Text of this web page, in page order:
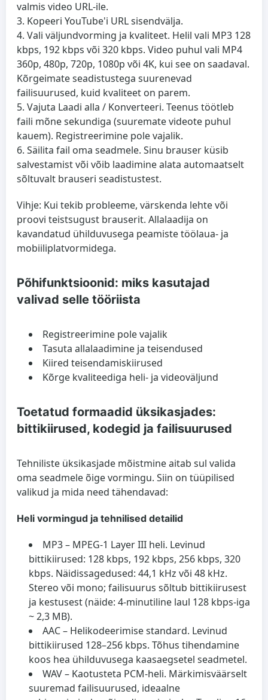
valmis video URL-ile.
Kopeeri YouTube'i URLsisendvälja.
Vali väljundvorming ja kvaliteet. Helil vali MP3 128
kbps, 192 kbps või 320 kbps. Video puhul vali MP4
360p, 480p, 720p, 1080p või 4K, kui see on saadaval.
Kõrgeimate seadistustega suurenevad
failisuurused, kuid kvaliteet on parem.
Vajuta Laadi alla / Konverteeri. Teenus töötleb
faili mõne sekundiga (suuremate videote puhul
kauem). Registreerimine pole vajalik.
Säilita fail oma seadmele. Sinu brauser küsib
salvestamist või võib laadimine alata automaatselt
sõltuvalt brauseri seadistustest.
Vihje: Kui tekib probleeme, värskenda lehte või
proovi teistsugust brauserit. Allalaadija on
kavandatud ühilduvusega peamiste töölaua- ja
mobiiliplatvormidega.
Põhifunktsioonid: miks kasutajad
valivad selle tööriista
Registreerimine pole vajalik
Tasuta allalaadimine ja teisendused
Kiired teisendamiskiirused
Kõrge kvaliteediga heli- ja videoväljund
Toetatud formaadid üksikasjades:
bittikiirused, kodegid ja failisuurused
Tehniliste üksikasjade mõistmine aitab sul valida
oma seadmele õige vormingu. Siin on tüüpilised
valikud ja mida need tähendavad:
Heli vormingud ja tehnilised detailid
MP3– MPEG-1 Layer III heli. Levinud
bittikiirused: 128 kbps, 192 kbps, 256 kbps, 320
kbps. Näidissagedused: 44,1 kHz või 48 kHz.
Stereo või mono; failisuurus sõltub bittikiirusest
ja kestusest (näide: 4-minutiline laul 128 kbps-iga
~ 2,3 MB).
AAC– Helikodeerimise standard. Levinud
bittikiirused 128–256 kbps. Tõhus tihendamine
koos hea ühilduvusega kaasaegsetel seadmetel.
WAV– Kaotusteta PCM-heli. Märkimisväärselt
suuremad failisuurused, ideaalne